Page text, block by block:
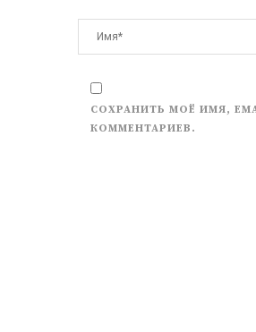
СОХРАНИТЬ МОЁ ИМЯ,
КОММЕНТАРИЕВ.